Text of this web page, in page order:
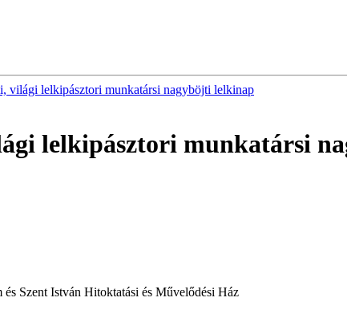
világi lelkipásztori munkatársi nagyböjti lelkinap
lelkipásztori munkatársi
és Szent István Hitoktatási és Művelődési Ház